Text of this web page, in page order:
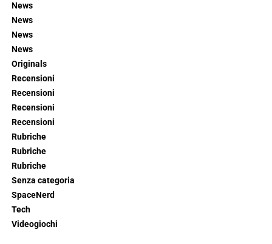
News
News
News
News
Originals
Recensioni
Recensioni
Recensioni
Recensioni
Rubriche
Rubriche
Rubriche
Senza categoria
SpaceNerd
Tech
Videogiochi